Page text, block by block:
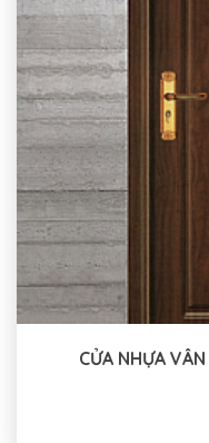
CỬA NHỰA